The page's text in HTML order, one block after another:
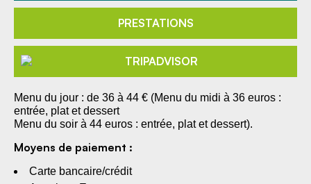
PRESTATIONS
Menu du jour : de 36 à 44 € (Menu du midi à 36 euros :
entrée, plat et dessert
Menu du soir à 44 euros : entrée, plat et dessert).
Moyens de paiement :
Carte bancaire/crédit